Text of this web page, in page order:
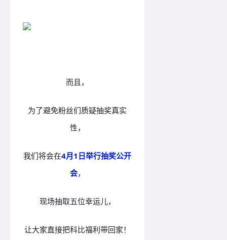
而且，
为了避免粉丝们质疑抽奖真实
性，
我们将会在4月1日举行抽奖公开
会，
现场抽取五位幸运儿，
让大家直接把科比福利带回家！